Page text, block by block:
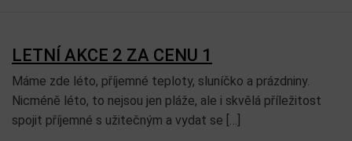
LETNÍ AKCE 2 ZA CENU 1
Máme zde léto, příjemné teploty, sluníčko a prázdniny.
Nicméně léto, to nejsou jen pláže, ale i skvělá příležitost
spojit příjemné s užitečným a vydat se […]